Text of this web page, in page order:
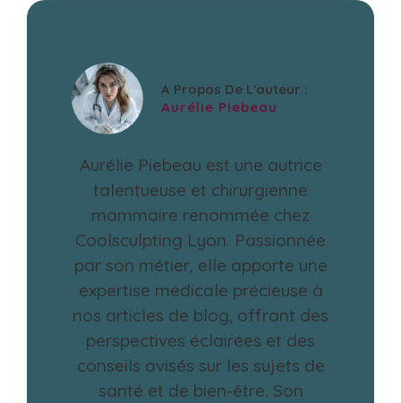
A Propos De L'auteur :
Aurélie Piebeau
Aurélie Piebeau est une autrice
talentueuse et chirurgienne
mammaire renommée chez
Coolsculpting Lyon. Passionnée
par son métier, elle apporte une
expertise médicale précieuse à
nos articles de blog, offrant des
perspectives éclairées et des
conseils avisés sur les sujets de
santé et de bien-être. Son